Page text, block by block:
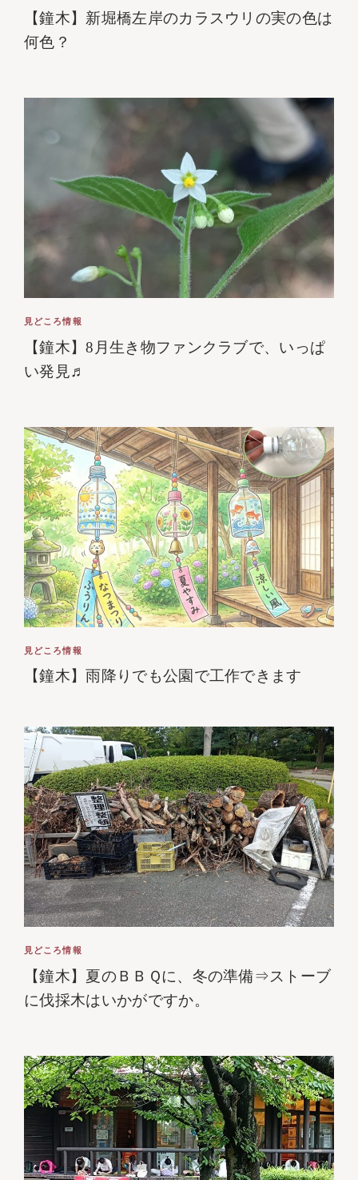
【鐘木】新堀橋左岸のカラスウリの実の色は
何色？
見どころ情報
【鐘木】8月生き物ファンクラブで、いっぱ
い発見♬
見どころ情報
【鐘木】雨降りでも公園で工作できます
見どころ情報
【鐘木】夏のＢＢＱに、冬の準備⇒ストーブ
に伐採木はいかがですか。